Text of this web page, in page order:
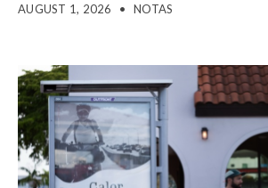
AUGUST 1, 2026 • NOTAS